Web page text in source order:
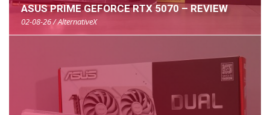
ASUS PRIME GEFORCE RTX 5070 – REVIEW
02-08-26 / AlternativeX